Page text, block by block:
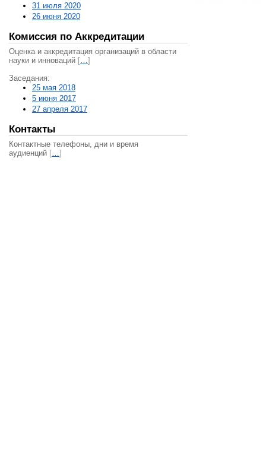
31 июля 2020
26 июня 2020
Комиссия по Аккредитации
Оценка и аккредитация организаций в области
науки и инноваций […]
Заседания:
25 мая 2018
5 июня 2017
27 апреля 2017
Контакты
Контактные телефоны, дни и время
аудиенций […]